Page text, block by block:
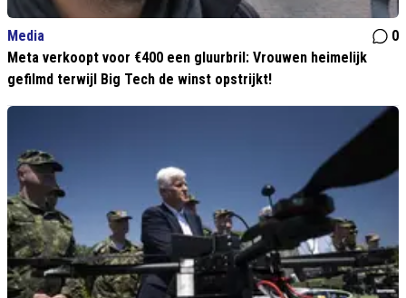
Media
0
Meta verkoopt voor €400 een gluurbril: Vrouwen heimelijk
gefilmd terwijl Big Tech de winst opstrijkt!